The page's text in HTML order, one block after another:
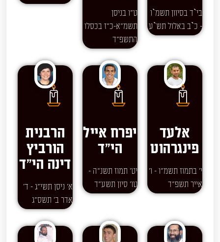
בי`ד בסיוון תשמ`ו
- כ`ב באלול תש`ע
ט"ו בניסן
תשמ"א-כ"ז בכסלו
התשפ"ד
אלעד
פינגרהוט
י' בתמוז תשמ"ו - ו'
אייר תשפ"ד
יפרח אייל
הי"ד
יט' תמוז תשנ"ה -
טו' סיון תשע"ד
הרבנית
הורביץ
דינה הי"ד
א' ניסן תשי"ג - ד'
אדר ב' תשס"ג